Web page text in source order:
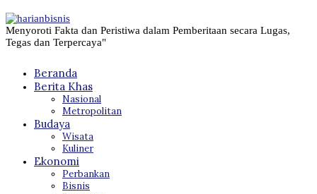
Menyoroti Fakta dan Peristiwa dalam Pemberitaan secara Lugas,
Tegas dan Terpercaya"
Beranda
Berita Khas
Nasional
Metropolitan
Budaya
Wisata
Kuliner
Ekonomi
Perbankan
Bisnis